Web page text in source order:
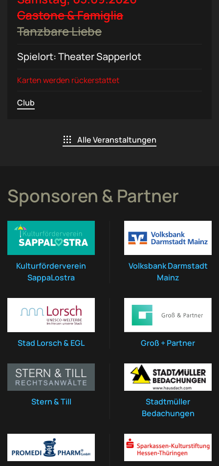
Gastone & Famiglia
Tanzbare Liebe
Spielort: Theater Sapperlot
Karten werden rückerstattet
Club
Alle Veranstaltungen
Sponsoren & Partner
Kulturförderverein
SappaLostra
Volksbank Darmstadt
Mainz
Stad Lorsch & EGL Groß + Partner
Stern & Till
Stadtmüller
Bedachungen